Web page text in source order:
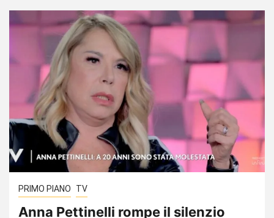
PRIMO PIANO TV
Anna Pettinelli rompe il silenzio